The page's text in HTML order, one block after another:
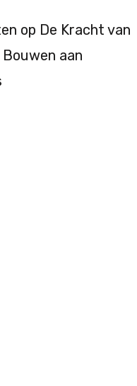
op De Kracht van
aan